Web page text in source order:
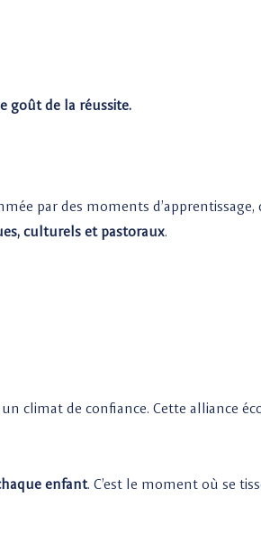
goût de la réussite.
par des moments d’apprentissage,
culturels et pastoraux.
climat de confiance. Cette alliance
enfant. C’est le moment où se